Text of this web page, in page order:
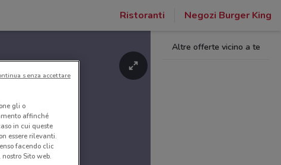
Ristoranti Negozi Burger King
Altre offerte vicino a te
gli o
affinché
in cui queste
essere rilevanti.
facendo clic
Sito web.
senza accettare